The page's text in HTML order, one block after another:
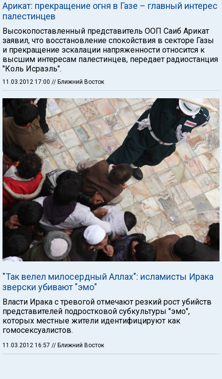
Арикат: прекращение огня в Газе – главный интерес
палестинцев
Высокопоставленный представитель ООП Саиб Арикат
заявил, что восстановление спокойствия в секторе Газы
и прекращение эскалации напряженности относится к
высшим интересам палестинцев, передает радиостанция
"Коль Исраэль".
11.03.2012 17:00 // Ближний Восток
"Так велел милосердный Аллах": исламисты Ирака
зверски убивают "эмо"
Власти Ирака с тревогой отмечают резкий рост убийств
представителей подростковой субкультуры "эмо",
которых местные жители идентифицируют как
гомосексуалистов.
11.03.2012 16:57 // Ближний Восток